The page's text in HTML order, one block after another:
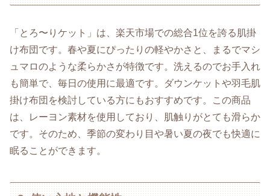
「とろ〜りケット」は、楽天市場での総合1位を誇る肌掛
け布団です。春や夏にぴったりの軽やかさと、まるでマシ
ュマロのような柔らかさが特徴です。洗えるのでお手入れ
も簡単で、毎日の使用に最適です。ダウンケットや羽毛肌
掛け布団を検討している方にもおすすめです。この商品
は、レーヨン素材を使用しており、肌触りがとても滑らか
です。そのため、季節の変わり目や暑い夏の夜でも快適に
眠ることができます。